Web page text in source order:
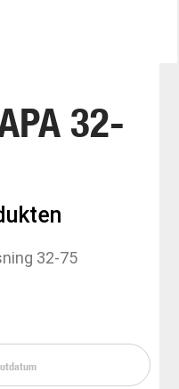
32-
32-75